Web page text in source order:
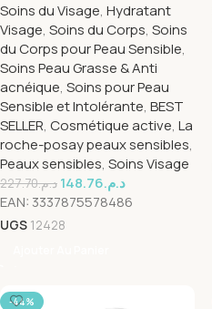
Apaisante Peau Sensible |
40ml
Soins du Visage, Hydratant
Visage, Soins du Corps, Soins
du Corps pour Peau Sensible,
Soins Peau Grasse & Anti
acnéique, Soins pour Peau
Sensible et Intolérante, BEST
SELLER, Cosmétique active, La
roche-posay peaux sensibles,
Peaux sensibles, Soins Visage
د.م.227.70 د.م.148.76
EAN: 3337875578486
UGS 12428
-44%